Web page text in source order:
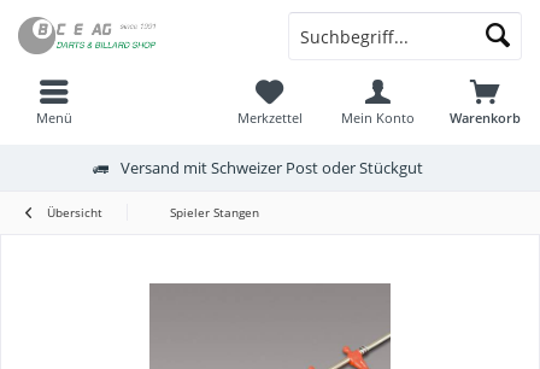
Menü Warenkorb
Merkzettel Mein Konto
Versand mit Schweizer Post oder Stückgut
Übersicht Spieler Stangen